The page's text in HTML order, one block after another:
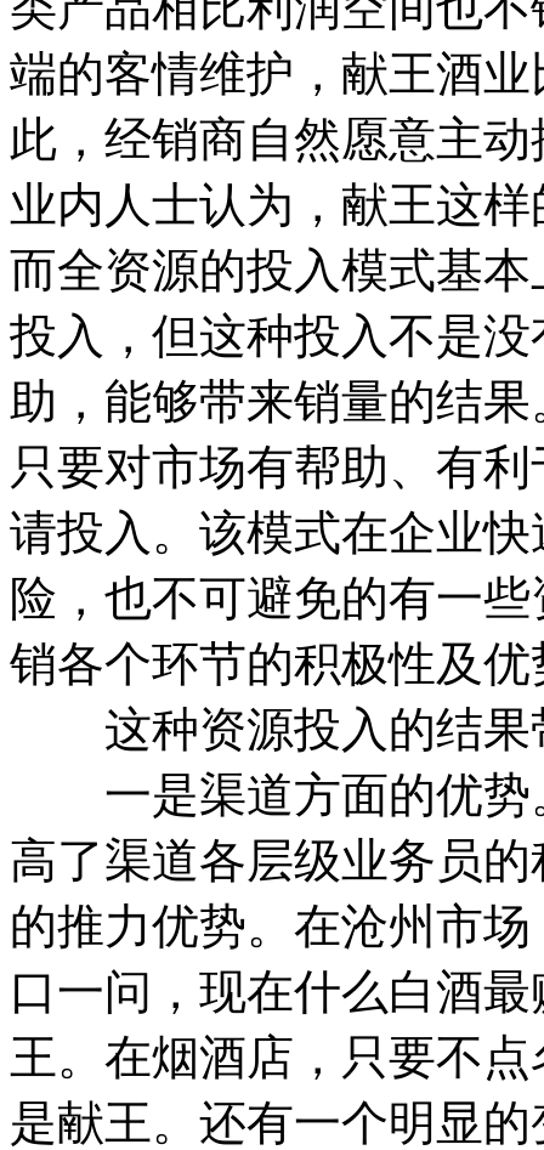
端的客情维护，献王酒
此，经销商自然愿意主
业内人士认为，献王这
而全资源的投入模式基
投入，但这种投入不是
助，能够带来销量的结
只要对市场有帮助、有
请投入。该模式在企业
险，也不可避免的有一
销各个环节的积极性及
这种资源投入的结果
一是渠道方面的优势
高了渠道各层级业务员
的推力优势。在沧州市
口一问，现在什么白酒
王。在烟酒店，只要不
是献王。还有一个明显